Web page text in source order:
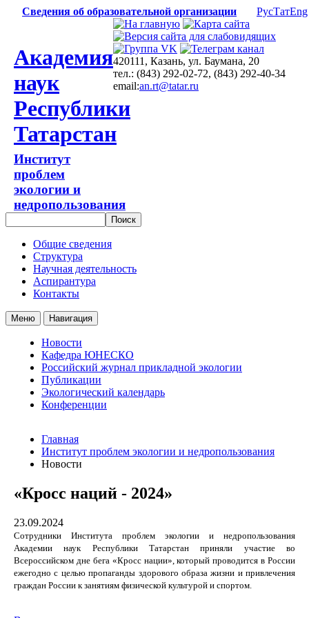
Сведения об образовательной организации РусТатEng
Академия
наук
Республики
Татарстан
Институт
проблем
экологии и
недропользования
420111, Казань, ул. Баумана, 20
тел.: (843) 292-02-72, (843) 292-40-34
email:an.rt@tatar.ru
Общие сведения
Структура
Научная деятельность
Аспирантура
Контакты
Меню Навигация
Новости
Кафедра ЮНЕСКО
Российский журнал прикладной экологии
Публикации
Экологический календарь
Конференции
Главная
Институт проблем экологии и недропользования
Новости
«Кросс наций - 2024»
23.09.2024
Сотрудники Института проблем экологии и недропользования
Академии наук Республики Татарстан приняли участие во
Всероссийском дне бега «Кросс нации», который проводится в России
ежегодно с целью пропаганды здорового образа жизни и привлечения
граждан России к занятиям физической культурой и спортом.